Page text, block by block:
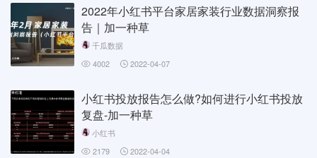
2022年小红书平台家居家装行业数据洞察报
告｜加一种草
千瓜数据
4002
2022-04-07
小红书投放报告怎么做?如何进行小红书投放
复盘-加一种草
小红书
2179
2022-04-04